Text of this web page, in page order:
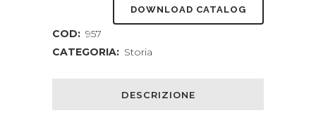
nelle
DOWNLOAD CATALOG
COD: 957
CATEGORIA: Storia
DESCRIZIONE